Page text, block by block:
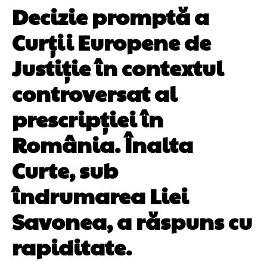
Decizie promptă a
Curții Europene de
Justiție în contextul
controversat al
prescripției în
România. Înalta
Curte, sub
îndrumarea Liei
Savonea, a răspuns cu
rapiditate.